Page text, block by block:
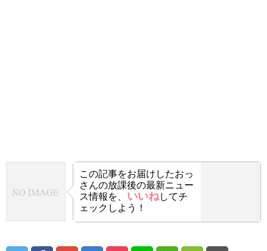
この記事をお届けしたおっ
さんの放課後の最新ニュー
ス情報を、 いいねしてチ
ェックしよう！